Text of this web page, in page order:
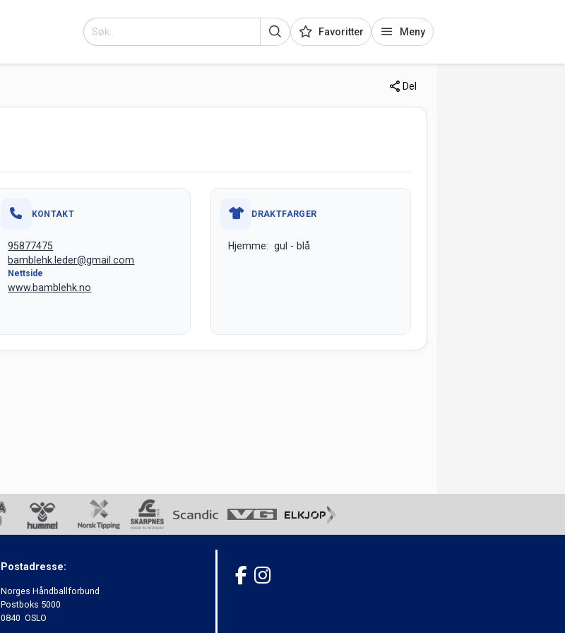
Favoritter Meny
Del
KONTAKT
95877475
bamblehk.leder@gmail.com
Nettside
www.bamblehk.no
DRAKTFARGER
Hjemme: gul - blå
Postadresse:
Norges Håndballforbund
Postboks 5000
0840 OSLO